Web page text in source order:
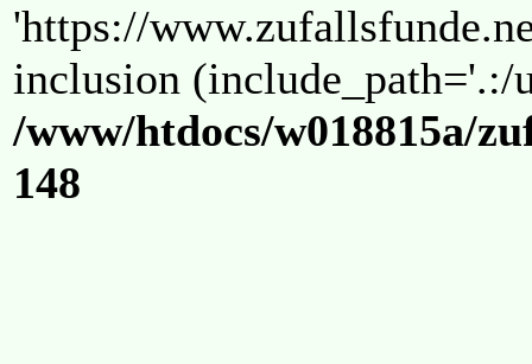
'https://
inclusion (include_path='.:/
/www/htdocs/w018815a/
148